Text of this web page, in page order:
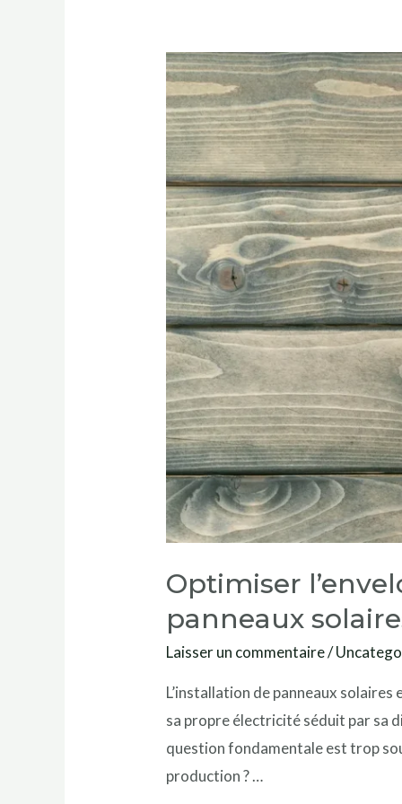
Optimiser
panneaux
Laisser un commentaire/
L’installation de panneaux
sa propre électricité séduit par sa
question fondamentale est trop
production ? …